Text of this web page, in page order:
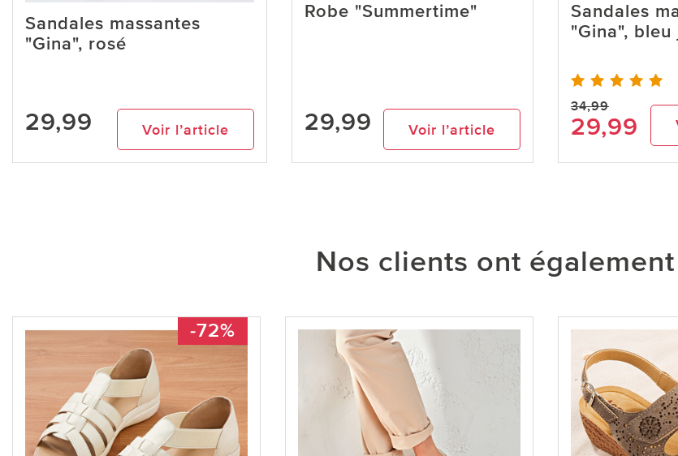
Sandales massantes
"Gina", rosé
29,99 Voir l’article
Robe "Summertime"
29,99 Voir l’article
Sandales
"Gina", bleu
34,99
29,99
Nos clients ont
-72%